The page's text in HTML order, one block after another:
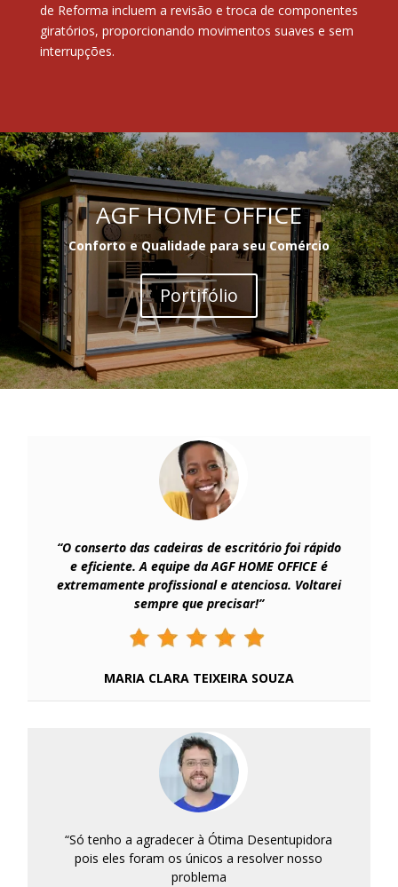
de Reforma incluem a revisão e troca de componentes
giratórios, proporcionando movimentos suaves e sem
interrupções.
AGF HOME OFFICE
Conforto e Qualidade para seu Comércio
Portifólio
“O conserto das cadeiras de escritório foi rápido
e eficiente. A equipe da AGF HOME OFFICE é
extremamente profissional e atenciosa. Voltarei
sempre que precisar!”
MARIA CLARA TEIXEIRA SOUZA
“Só tenho a agradecer à Ótima Desentupidora
pois eles foram os únicos a resolver nosso
problema